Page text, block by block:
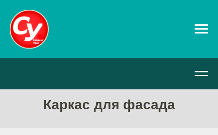
Каркас для фасада